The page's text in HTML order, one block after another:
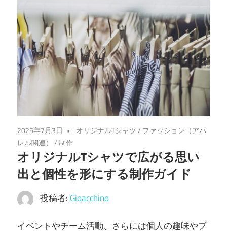
だ
け
の
特
別
な
着
を
手
に
れ
う！
2025年7月3日 オリジナルTシャツ/ ファッション（アパ
レル関連） /制作
オリジナルTシャツで広がる思い
出と個性を形にする制作ガイド
投稿者: Gioacchino
イベントやチーム活動、さらには個人の趣味やプ